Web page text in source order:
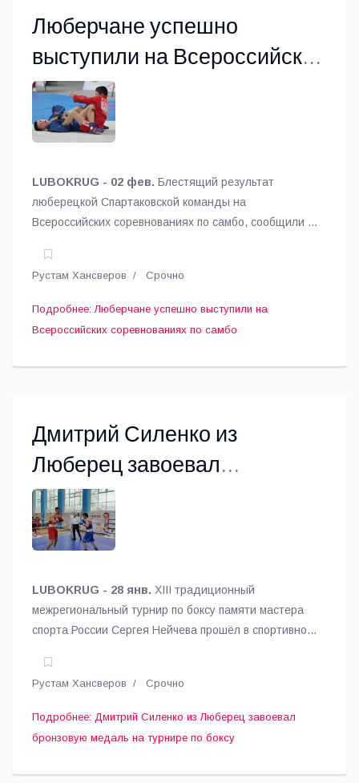
Люберчане успешно
выступили на Всероссийских
соревнованиях по самбо
LUBOKRUG - 02 фев. Блестящий результат
люберецкой Спартаковской команды на
Всероссийских соревнованиях по самбо, сообщили в
Рустам Хансверов Срочно
Подробнее: Люберчане успешно выступили на
Всероссийских соревнованиях по самбо
Дмитрий Силенко из
Люберец завоевал
бронзовую медаль на
турнире по боксу
LUBOKRUG - 28 янв. XIII традиционный
межрегиональный турнир по боксу памяти мастера
спорта России Сергея Нейчева прошёл в спортивной
Рустам Хансверов Срочно
Подробнее: Дмитрий Силенко из Люберец завоевал
бронзовую медаль на турнире по боксу